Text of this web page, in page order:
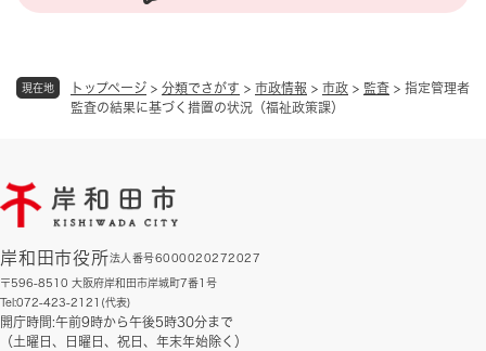
現在地 トップページ > 分類でさがす > 市政情報 > 市政 > 監査 > 指定管理者
監査の結果に基づく措置の状況（福祉政策課）
岸和田市役所法人番号6000020272027
〒596-8510 大阪府岸和田市岸城町7番1号
Tel:072-423-2121(代表)
開庁時間:午前9時から午後5時30分まで
（土曜日、日曜日、祝日、年末年始除く）